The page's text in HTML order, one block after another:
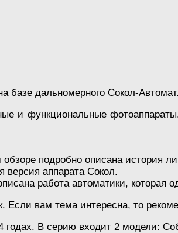
дальномерного Сокол-Автомат.
и функциональные
подробно описана история
версия аппарата Сокол.
работа автоматики, которая
Если вам тема интересна, то
годах. В серию входит 2 модели: